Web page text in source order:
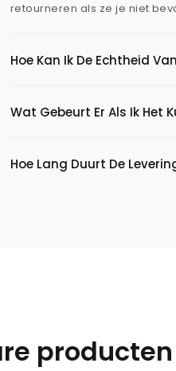
retourneren als ze je niet
Hoe Kan Ik De Echtheid
Wat Gebeurt Er Als Ik Het
Hoe Lang Duurt De
producten